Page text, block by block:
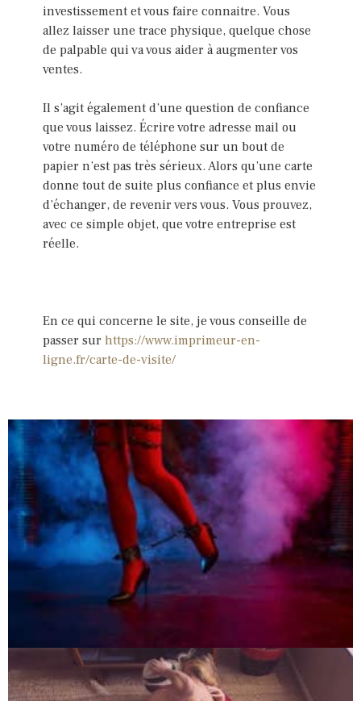
investissement et vous faire connaitre. Vous
allez laisser une trace physique, quelque chose
de palpable qui va vous aider à augmenter vos
ventes.
Il s’agit également d’une question de confiance
que vous laissez. Écrire votre adresse mail ou
votre numéro de téléphone sur un bout de
papier n’est pas très sérieux. Alors qu’une carte
donne tout de suite plus confiance et plus envie
d’échanger, de revenir vers vous. Vous prouvez,
avec ce simple objet, que votre entreprise est
réelle.
En ce qui concerne le site, je vous conseille de
passer sur https://www.imprimeur-en-
ligne.fr/carte-de-visite/